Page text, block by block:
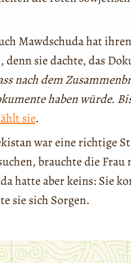
Mawdschuda hat
sie dachte, das
nach dem
haben würde.
sie.
war eine richtige
brauchte die
hatte aber keins: Sie
sie sich Sorgen.